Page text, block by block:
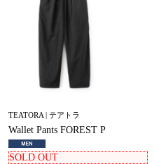
TEATORA | テアトラ
Wallet Pants FOREST P
SOLD OUT